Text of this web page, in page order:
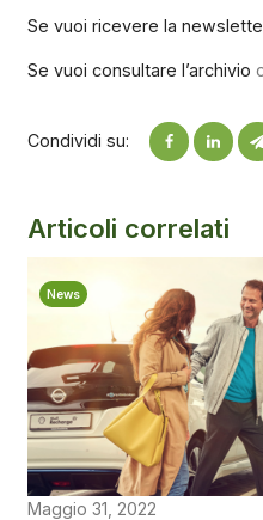
Se vuoi ricevere la
Se vuoi consultare l’archivio
Condividi su:
Articoli correlati
News
Maggio 31, 2022